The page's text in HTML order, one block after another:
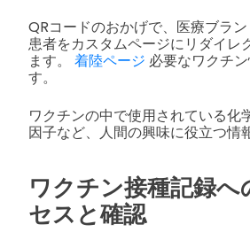
QRコードのおかげで、医療ブラ
患者をカスタムページにリダイレ
ます。 着陸ページ 必要なワクチ
す。
ワクチンの中で使用されている化
因子など、人間の興味に役立つ情
ワクチン接種記録へ
セスと確認